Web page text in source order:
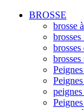
BROSSE
brosse